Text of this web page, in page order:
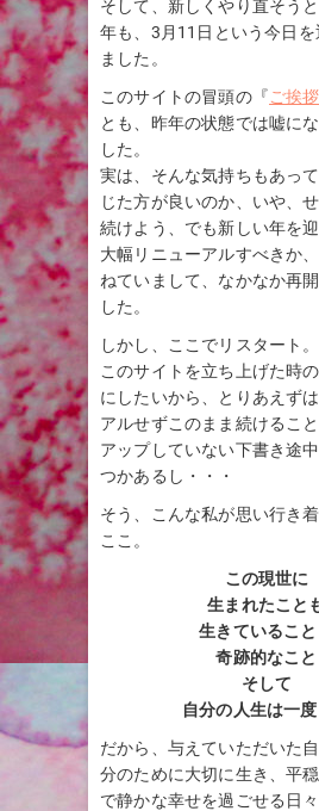
そして、新しくやり直そう
年も、3月11日という今日
ました。
このサイトの冒頭の『ご挨拶
とも、昨年の状態では嘘に
した。
実は、そんな気持ちもあっ
じた方が良いのか、いや、
続けよう、でも新しい年を
大幅リニューアルすべきか
ねていまして、なかなか再
した。
しかし、ここでリスタート。
このサイトを立ち上げた時
にしたいから、とりあえず
アルせずこのまま続けること
アップしていない下書き途
つかあるし・・・
そう、こんな私が思い行き
ここ。
この現世に
生まれたこと
生きているこ
奇跡的なこと
そして
自分の人生は一度
だから、与えていただいた
分のために大切に生き、平
で静かな幸せを過ごせる日